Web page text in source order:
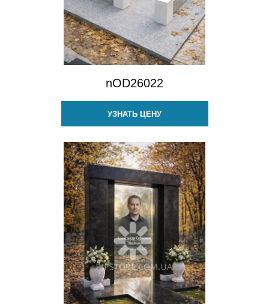
nOD26022
УЗНАТЬ ЦЕНУ